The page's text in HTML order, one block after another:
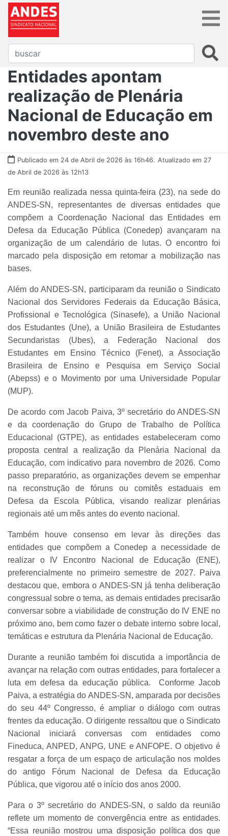
Entidades apontam
realização de Plenária
Nacional de Educação em
novembro deste ano
Publicado em 24 de Abril de 2026 às 16h46. Atualizado em 27
de Abril de 2026 às 12h13
Em reunião realizada nessa quinta-feira (23), na sede do
ANDES-SN, representantes de diversas entidades que
compõem a Coordenação Nacional das Entidades em
Defesa da Educação Pública (Conedep) avançaram na
organização de um calendário de lutas. O encontro foi
marcado pela disposição em retomar a mobilização nas
bases.
Além do ANDES-SN, participaram da reunião o Sindicato
Nacional dos Servidores Federais da Educação Básica,
Profissional e Tecnológica (Sinasefe), a União Nacional
dos Estudantes (Une), a União Brasileira de Estudantes
Secundaristas (Ubes), a Federação Nacional dos
Estudantes em Ensino Técnico (Fenet), a Associação
Brasileira de Ensino e Pesquisa em Serviço Social
(Abepss) e o Movimento por uma Universidade Popular
(MUP).
De acordo com Jacob Paiva, 3º secretário do ANDES-SN
e da coordenação do Grupo de Trabalho de Política
Educacional (GTPE), as entidades estabeleceram como
proposta central a realização da Plenária Nacional da
Educação, com indicativo para novembro de 2026. Como
passo preparatório, as organizações devem se empenhar
na reconstrução de fóruns ou comitês estaduais em
Defesa da Escola Pública, visando realizar plenárias
regionais até um mês antes do evento nacional.
Também houve consenso em levar às direções das
entidades que compõem a Conedep a necessidade de
realizar o IV Encontro Nacional de Educação (ENE),
preferencialmente no primeiro semestre de 2027. Paiva
destacou que, embora o ANDES-SN já tenha deliberação
congressual sobre o tema, as demais entidades precisarão
conversar sobre a viabilidade de construção do IV ENE no
próximo ano, bem como fazer o debate interno sobre local,
temáticas e estrutura da Plenária Nacional de Educação.
Durante a reunião também foi discutida a importância de
avançar na relação com outras entidades, para fortalecer a
luta em defesa da educação pública. Conforme Jacob
Paiva, a estratégia do ANDES-SN, amparada por decisões
do seu 44º Congresso, é ampliar o diálogo com outras
frentes da educação. O dirigente ressaltou que o Sindicato
Nacional iniciará conversas com entidades como
Fineduca, ANPED, ANPG, UNE e ANFOPE. O objetivo é
resgatar a força de um espaço de articulação nos moldes
do antigo Fórum Nacional de Defesa da Educação
Pública, que vigorou até o início dos anos 2000.
Para o 3º secretário do ANDES-SN, o saldo da reunião
reflete um momento de convergência entre as entidades.
“Essa reunião mostrou uma disposição política dos que